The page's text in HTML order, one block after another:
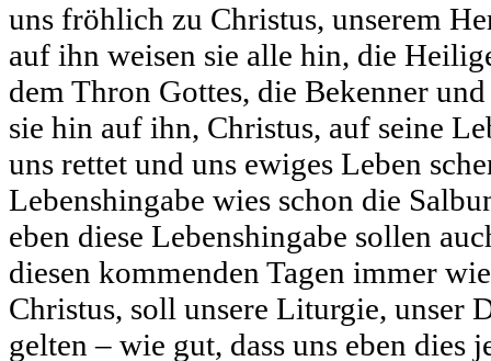
uns fröhlich zu Christus, unserem
auf ihn weisen sie alle hin, die
dem Thron Gottes, die Bekenner
sie hin auf ihn, Christus, auf seine
uns rettet und uns ewiges Leben
Lebenshingabe wies schon die
eben diese Lebenshingabe sollen
diesen kommenden Tagen immer
Christus, soll unsere Liturgie, unser
gelten – wie gut, dass uns eben dies